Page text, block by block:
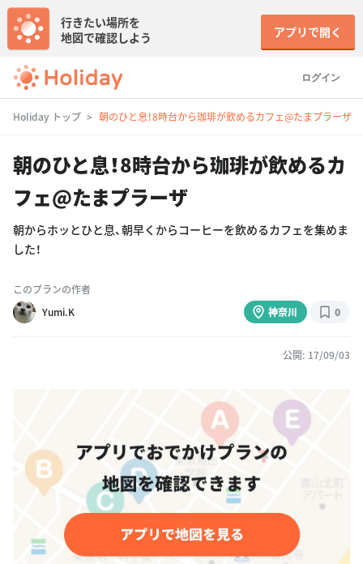
ログイン
行きたい場所を
地図で確認しよう
アプリで開く
Holiday トップ 朝のひと息！8時台から珈琲が飲めるカフェ@たまプラーザ
朝のひと息！8時台から珈琲が飲めるカ
フェ@たまプラーザ
朝からホッとひと息、朝早くからコーヒーを飲めるカフェを集めま
した！
このプランの作者
Yumi.K
神奈川 0
公開: 17/09/03